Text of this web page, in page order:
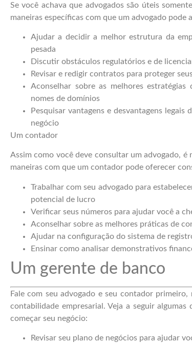
Se você achava que advogados são úteis
maneiras específicas com que um advogado pode
Ajudar a decidir a melhor estrutura da
pesada
Discutir obstáculos regulatórios e de
Revisar e redigir contratos para proteger
Aconselhar sobre as melhores
nomes de domínios
Pesquisar vantagens e desvantagens
negócio
Um contador
Assim como você deve consultar um advogado,
maneiras com que um contador pode oferecer
Trabalhar com seu advogado para
potencial de lucro
Verificar seus números para ajudar você a
Aconselhar sobre as melhores práticas de
Ajudar na configuração do sistema de
Ensinar como analisar demonstrativos
Um gerente de banco
Fale com seu advogado e seu contador
contabilidade empresarial. Veja a seguir
começar seu negócio:
Revisar seu plano de negócios para ajudar